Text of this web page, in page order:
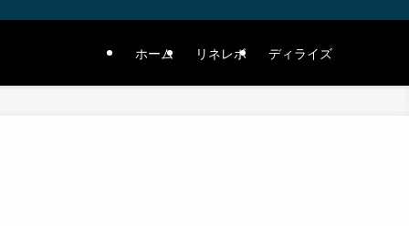
ホーム リネレボ ディライズ